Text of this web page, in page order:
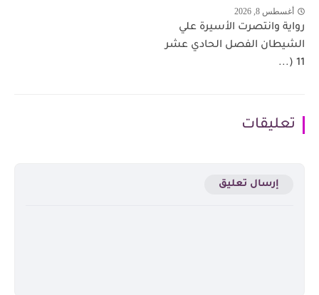
أغسطس 8, 2026
رواية وانتصرت الأسيرة علي
الشيطان الفصل الحادي عشر
11 (...
تعليقات
إرسال تعليق